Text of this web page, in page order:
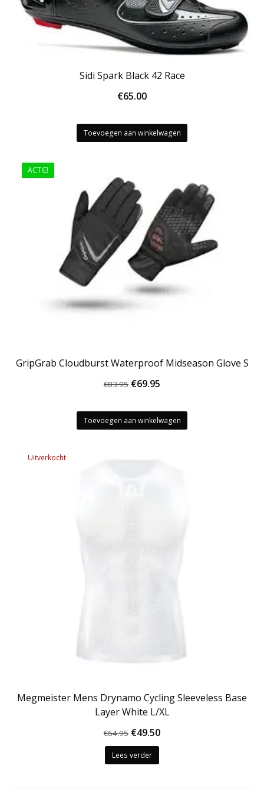
Sidi Spark Black 42 Race
€65.00
Toevoegen aan winkelwagen
ACTIE!
GripGrab Cloudburst Waterproof Midseason Glove S
€83.95 Oorspronkelijke
was:
€83.95.
€69.95
is:
€69.95.
Toevoegen aan winkelwagen
Uitverkocht
Megmeister Mens Drynamo Cycling Sleeveless Base
Layer White L/XL
€64.95 Oorspronkelijke
prijs
was:
€49.50Huidige
Lees verder